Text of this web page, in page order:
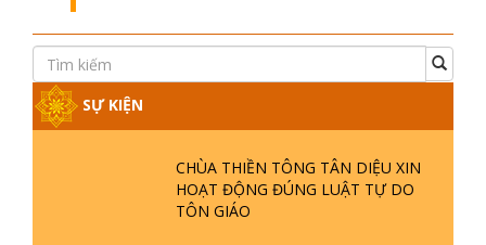
SỰ KIỆN
CHÙA THIỀN TÔNG TÂN DIỆU XIN
HOẠT ĐỘNG ĐÚNG LUẬT TỰ DO
TÔN GIÁO